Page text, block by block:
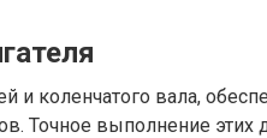
и коленчатого вала,
Точное выполнение этих